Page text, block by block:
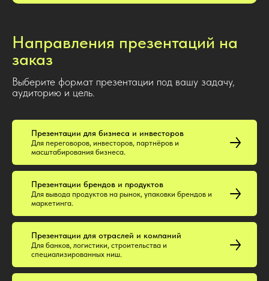
Направления презентаций на
заказ
Выберите формат презентации под вашу задачу,
аудиторию и цель.
Презентации для бизнеса и инвесторов
Для переговоров, инвесторов, партнёров и
масштабирования бизнеса.
Презентации брендов и продуктов
Для вывода продуктов на рынок, упаковки брендов и
маркетинга.
Презентации для отраслей и компаний
Для банков, логистики, строительства и
специализированных ниш.